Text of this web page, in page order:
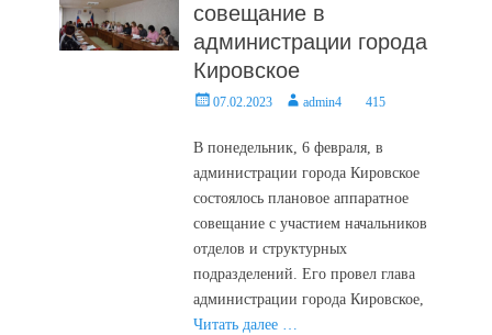
совещание в
администрации города
Кировское
Posted07.02.2023 Authoradmin4 415
В понедельник, 6 февраля, в
администрации города Кировское
состоялось плановое аппаратное
совещание с участием начальников
отделов и структурных
подразделений. Его провел глава
администрации города Кировское,
Читать далее …